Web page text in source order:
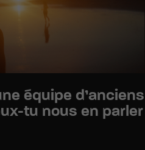
équipe d’anciens
tu nous en parler